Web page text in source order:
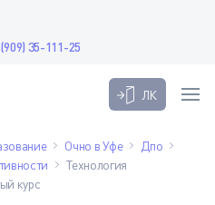
35-111-25
ЛК
Очно в Уфе
Дпо
Технология
курс